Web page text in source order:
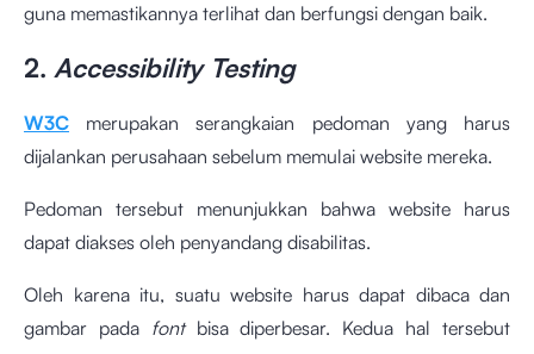
guna memastikannya terlihat dan berfungsi dengan baik.
2. Accessibility Testing
W3C merupakan serangkaian pedoman yang harus
dijalankan perusahaan sebelum memulai website mereka.
Pedoman tersebut menunjukkan bahwa website harus
dapat diakses oleh penyandang disabilitas.
Oleh karena itu, suatu website harus dapat dibaca dan
gambar pada fontbisa diperbesar. Kedua hal tersebut